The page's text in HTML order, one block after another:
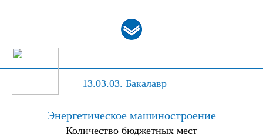
13.03.03. Бакалавр
Энергетическое машиностроение
Количество бюджетных мест